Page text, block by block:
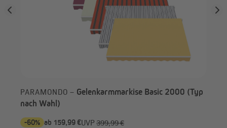
PARAMONDO – Gelenkarmmarkise Basic 2000 (Typ
nach Wahl)
-60% ab 159,99 €UVP 399,99 €